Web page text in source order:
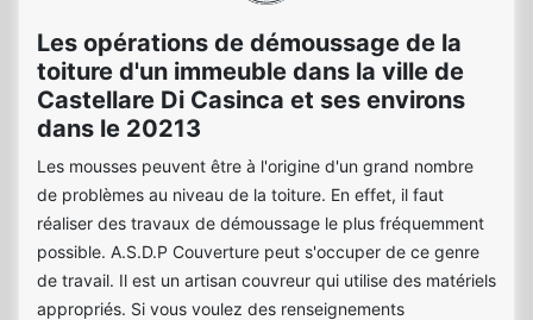
Les opérations de démoussage de la
toiture d'un immeuble dans la ville de
Castellare Di Casinca et ses environs
dans le 20213
Les mousses peuvent être à l'origine d'un grand nombre
de problèmes au niveau de la toiture. En effet, il faut
réaliser des travaux de démoussage le plus fréquemment
possible. A.S.D.P Couverture peut s'occuper de ce genre
de travail. Il est un artisan couvreur qui utilise des matériels
appropriés. Si vous voulez des renseignements